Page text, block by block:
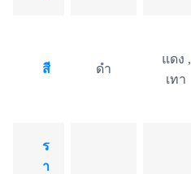
สี ดำ
แดง ,
เทา
ร
า